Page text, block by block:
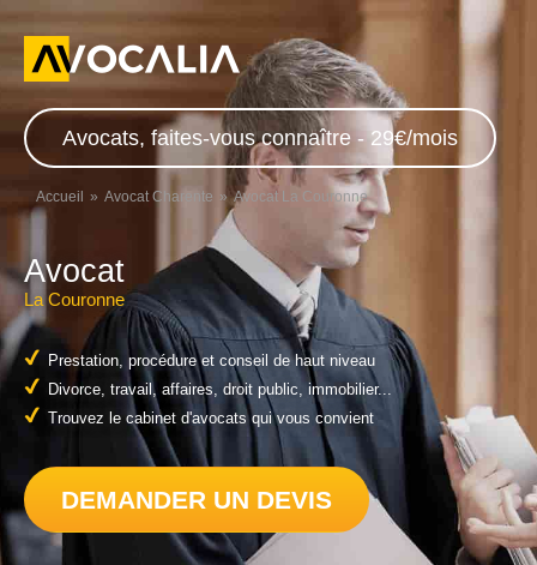
Avocats, faites-vous connaître - 29€/mois
Accueil Avocat Charente Avocat La Couronne
Avocat
La Couronne
Prestation, procédure et conseil de haut niveau
Divorce, travail, affaires, droit public, immobilier...
Trouvez le cabinet d'avocats qui vous convient
DEMANDER UN DEVIS